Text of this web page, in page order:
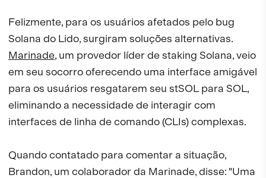
Felizmente, para os usuários afetados pelo bug
Solana do Lido, surgiram soluções alternativas.
Marinade, um provedor líder de staking Solana, veio
em seu socorro oferecendo uma interface amigável
para os usuários resgatarem seu stSOL para SOL,
eliminando a necessidade de interagir com
interfaces de linha de comando (CLIs) complexas.
Quando contatado para comentar a situação,
Brandon, um colaborador da Marinade, disse: "Uma